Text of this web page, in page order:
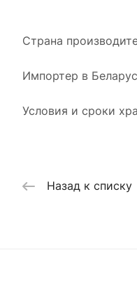
Страна
Импортер в
Условия и сроки
Назад к списку